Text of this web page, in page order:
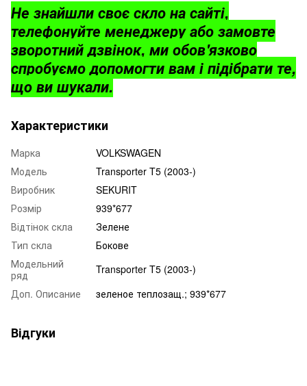
Не знайшли своє скло на сайті,
телефонуйте менеджеру або замовте
зворотний дзвінок, ми обов'язково
спробуємо допомогти вам і підібрати те,
що ви шукали.
Характеристики
Марка
VOLKSWAGEN
Модель
Transporter T5 (2003-)
Виробник
SEKURIT
Розмір
939*677
Відтінок скла
Зелене
Тип скла
Бокове
Модельний
ряд
Transporter T5 (2003-)
Доп. Описание
зеленое теплозащ.; 939*677
Відгуки